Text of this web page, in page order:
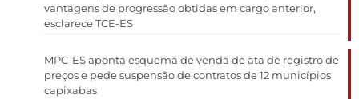
vantagens de progressão obtidas em cargo anterior,
esclarece TCE-ES
MPC-ES aponta esquema de venda de ata de registro de
preços e pede suspensão de contratos de 12 municípios
capixabas